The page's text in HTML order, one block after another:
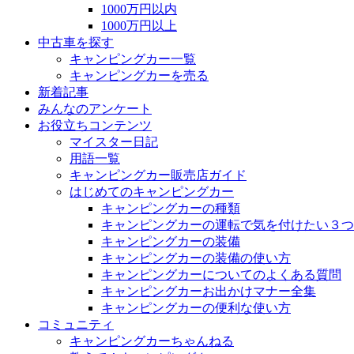
1000万円以内
1000万円以上
中古車を探す
キャンピングカー一覧
キャンピングカーを売る
新着記事
みんなのアンケート
お役立ちコンテンツ
マイスター日記
用語一覧
キャンピングカー販売店ガイド
はじめてのキャンピングカー
キャンピングカーの種類
キャンピングカーの運転で気を付けたい３
キャンピングカーの装備
キャンピングカーの装備の使い方
キャンピングカーについてのよくある質問
キャンピングカーお出かけマナー全集
キャンピングカーの便利な使い方
コミュニティ
キャンピングカーちゃんねる